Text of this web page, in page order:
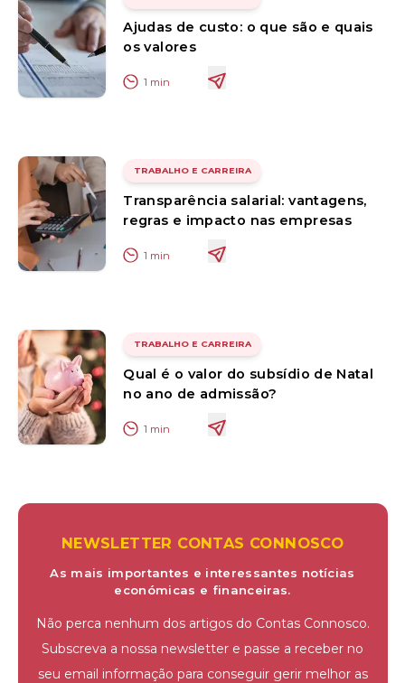
Ajudas de custo: o que são e quais
os valores
1 min
TRABALHO E CARREIRA
Transparência salarial: vantagens,
regras e impacto nas empresas
1 min
TRABALHO E CARREIRA
Qual é o valor do subsídio de Natal
no ano de admissão?
1 min
NEWSLETTER CONTAS CONNOSCO
As mais importantes e interessantes notícias
económicas e financeiras.
Não perca nenhum dos artigos do Contas Connosco.
Subscreva a nossa newsletter e passe a receber no
seu email informação para conseguir gerir melhor as